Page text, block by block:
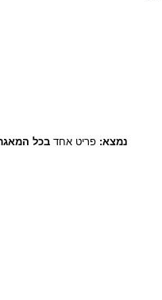
נמצא: פריט אחד בכל